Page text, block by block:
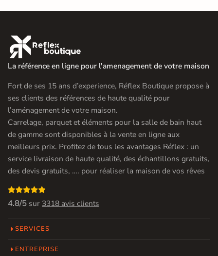

La référence en ligne pour l'amenagement de votre maison
Fort de ses 15 ans d’experience, Réflex Boutique propose à
ses clients des références de haute qualité pour
l’aménagement de votre maison.
Carrelage, parquet et éléments pour la salle de bain haut
de gamme sont disponibles à la vente en ligne aux
meilleurs prix. Profitez de tous les avantages Réflex : un
service livraison de haute qualité, des échantillons gratuits,
des devis gratuits, …. pour réaliser la maison de vos rêves

4.8/5 sur 3318 avis clients
SERVICES
ENTREPRISE